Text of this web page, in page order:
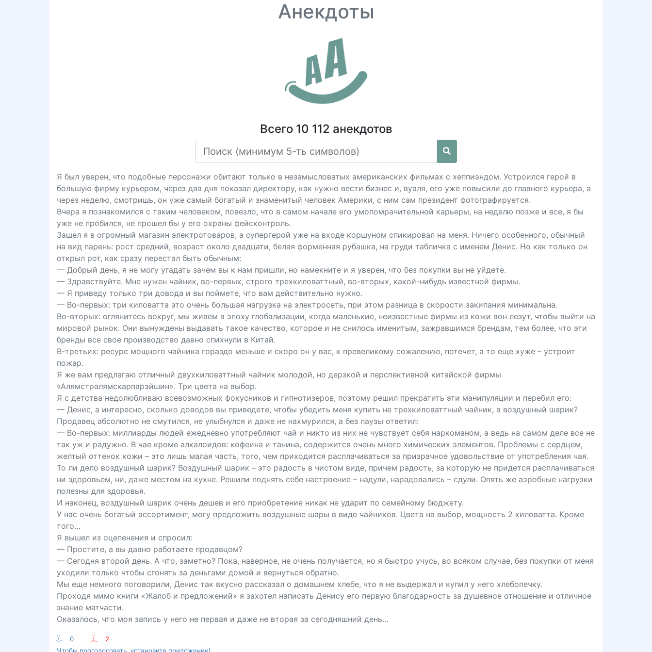
Анекдоты
Всего 10 112 анекдотов
Я был уверен, что подобные персонажи обитают только в незамысловатых американских фильмах с хеппиэндом. Устроился герой в
большую фирму курьером, через два дня показал директору, как нужно вести бизнес и, вуаля, его уже повысили до главного курьера, а
через неделю, смотришь, он уже самый богатый и знаменитый человек Америки, с ним сам президент фотографируется.
Вчера я познакомился с таким человеком, повезло, что в самом начале его умопомрачительной карьеры, на неделю позже и все, я бы
уже не пробился, не прошел бы у его охраны фейсконтроль.
Зашел я в огромный магазин электротоваров, а супергерой уже на входе коршуном спикировал на меня. Ничего особенного, обычный
на вид парень: рост средний, возраст около двадцати, белая форменная рубашка, на груди табличка с именем Денис. Но как только он
открыл рот, как сразу перестал быть обычным:
— Добрый день, я не могу угадать зачем вы к нам пришли, но намекните и я уверен, что без покупки вы не уйдете.
— Здравствуйте. Мне нужен чайник, во-первых, строго трехкиловаттный, во-вторых, какой-нибудь известной фирмы.
— Я приведу только три довода и вы поймете, что вам действительно нужно.
— Во-первых: три киловатта это очень большая нагрузка на электросеть, при этом разница в скорости закипания минимальна.
Во-вторых: оглянитесь вокруг, мы живем в эпоху глобализации, когда маленькие, неизвестные фирмы из кожи вон лезут, чтобы выйти на
мировой рынок. Они вынуждены выдавать такое качество, которое и не снилось именитым, зажравшимся брендам, тем более, что эти
бренды все свое производство давно спихнули в Китай.
В-третьих: ресурс мощного чайника гораздо меньше и скоро он у вас, к превеликому сожалению, потечет, а то еще хуже – устроит
пожар.
Я же вам предлагаю отличный двухкиловаттный чайник молодой, но дерзкой и перспективной китайской фирмы
«Алямстралямскарпарэйшин». Три цвета на выбор.
Я с детства недолюбливаю всевозможных фокусников и гипнотизеров, поэтому решил прекратить эти манипуляции и перебил его:
— Денис, а интересно, сколько доводов вы приведете, чтобы убедить меня купить не трехкиловаттный чайник, а воздушный шарик?
Продавец абсолютно не смутился, не улыбнулся и даже не нахмурился, а без паузы ответил:
— Во-первых: миллиарды людей ежедневно употребляют чай и никто из них не чувствует себя наркоманом, а ведь на самом деле все не
так уж и радужно. В чае кроме алкалоидов: кофеина и танина, содержится очень много химических элементов. Проблемы с сердцем,
желтый оттенок кожи – это лишь малая часть, того, чем приходится расплачиваться за призрачное удовольствие от употребления чая.
То ли дело воздушный шарик? Воздушный шарик – это радость в чистом виде, причем радость, за которую не придется расплачиваться
ни здоровьем, ни, даже местом на кухне. Решили поднять себе настроение – надули, нарадовались – сдули. Опять же аэробные нагрузки
полезны для здоровья.
И наконец, воздушный шарик очень дешев и его приобретение никак не ударит по семейному бюджету.
У нас очень богатый ассортимент, могу предложить воздушные шары в виде чайников. Цвета на выбор, мощность 2 киловатта. Кроме
того…
Я вышел из оцепенения и спросил:
— Простите, а вы давно работаете продавцом?
— Сегодня второй день. А что, заметно? Пока, наверное, не очень получается, но я быстро учусь, во всяком случае, без покупки от меня
уходили только чтобы сгонять за деньгами домой и вернуться обратно.
Мы еще немного поговорили, Денис так вкусно рассказал о домашнем хлебе, что я не выдержал и купил у него хлебопечку.
Проходя мимо книги «Жалоб и предложений» я захотел написать Денису его первую благодарность за душевное отношение и отличное
знание матчасти.
Оказалось, что моя запись у него не первая и даже не вторая за сегодняшний день…
:-) 0 :-(
2